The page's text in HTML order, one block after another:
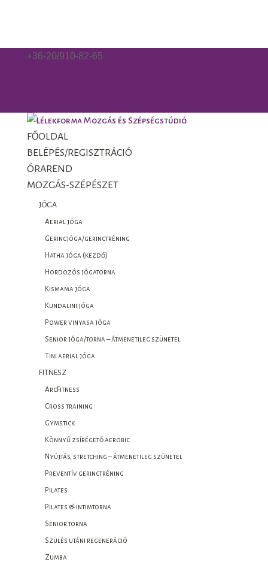
+36-20/910-82-65
FŐOLDAL
BELÉPÉS/REGISZTRÁCIÓ
ÓRAREND
MOZGÁS-SZÉPÉSZET
JÓGA
Aerial jóga
Gerincjóga/gerinctréning
Hatha jóga (kezdő)
Hordozós jógatorna
Kismama jóga
Kundalini jóga
Power vinyasa jóga
Senior jóga/torna – átmenetileg szünetel
Tini aerial jóga
FITNESZ
ArcFitness
Cross training
Gymstick
Könnyű zsírégető aerobic
Nyújtás, stretching – átmenetileg szünetel
Preventív gerinctréning
Pilates
Pilates & intimtorna
Senior torna
Szülés utáni regeneráció
Zumba